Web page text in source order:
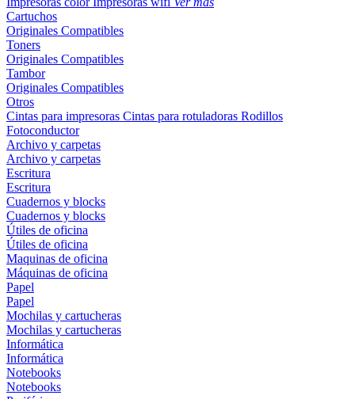
Cartuchos
Originales Compatibles
Toners
Originales Compatibles
Tambor
Originales Compatibles
Otros
Cintas para impresoras Cintas para rotuladoras Rodillos
Fotoconductor
Archivo y carpetas
Archivo y carpetas
Escritura
Escritura
Cuadernos y blocks
Cuadernos y blocks
Útiles de oficina
Útiles de oficina
Maquinas de oficina
Máquinas de oficina
Papel
Papel
Mochilas y cartucheras
Mochilas y cartucheras
Informática
Informática
Notebooks
Notebooks